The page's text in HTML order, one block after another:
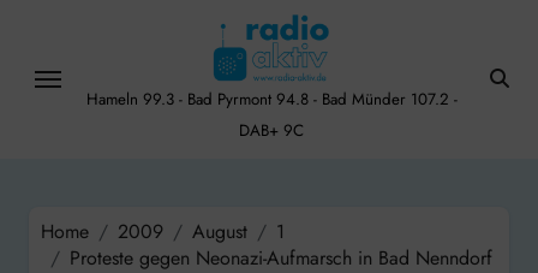
content
Hameln 99.3 - Bad Pyrmont 94.8 - Bad Münder 107.2 -
DAB+ 9C
Home 2009 August
1
Proteste gegen Neonazi-Aufmarsch in Bad Nenndorf